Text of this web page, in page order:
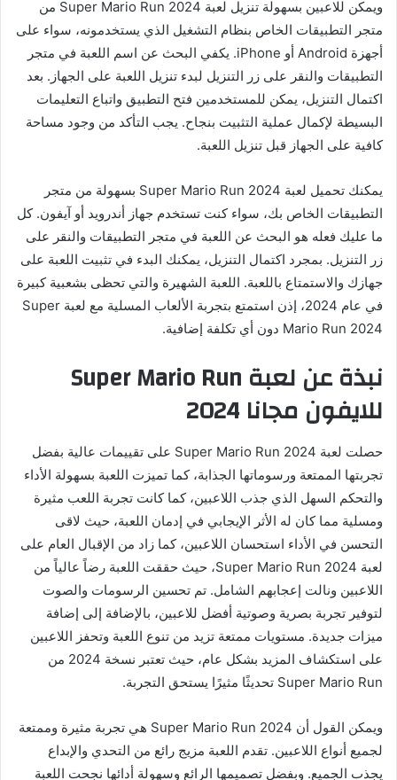
ويمكن للاعبين بسهولة تنزيل لعبة Super Mario Run 2024 من
متجر التطبيقات الخاص بنظام التشغيل الذي يستخدمونه، سواء على
أجهزة Android أو iPhone. يكفي البحث عن اسم اللعبة في متجر
التطبيقات والنقر على زر التنزيل لبدء تنزيل اللعبة على الجهاز. بعد
اكتمال التنزيل، يمكن للمستخدمين فتح التطبيق واتباع التعليمات
البسيطة لإكمال عملية التثبيت بنجاح. يجب التأكد من وجود مساحة
كافية على الجهاز قبل تنزيل اللعبة.
يمكنك تحميل لعبة Super Mario Run 2024 بسهولة من متجر
التطبيقات الخاص بك، سواء كنت تستخدم جهاز أندرويد أو آيفون. كل
ما عليك فعله هو البحث عن اللعبة في متجر التطبيقات والنقر على
زر التنزيل. بمجرد اكتمال التنزيل، يمكنك البدء في تثبيت اللعبة على
جهازك والاستمتاع باللعبة. اللعبة الشهيرة والتي تحظى بشعبية كبيرة
في عام 2024، إذن استمتع بتجربة الألعاب المسلية مع لعبة Super
Mario Run 2024 دون أي تكلفة إضافية.
نبذة عن لعبة Super Mario Run
للايفون مجانا 2024
حصلت لعبة Super Mario Run 2024 على تقييمات عالية بفضل
تجربتها الممتعة ورسوماتها الجذابة، كما تميزت اللعبة بسهولة الأداء
والتحكم السهل الذي جذب اللاعبين، كما كانت تجربة اللعب مثيرة
ومسلية مما كان له الأثر الإيجابي في إدمان اللعبة، حيث لاقى
التحسن في الأداء استحسان اللاعبين، كما زاد من الإقبال العام على
لعبة Super Mario Run 2024، حيث حققت اللعبة رضاً عالياً من
اللاعبين ونالت إعجابهم الشامل. تم تحسين الرسومات والصوت
لتوفير تجربة بصرية وصوتية أفضل للاعبين، بالإضافة إلى إضافة
ميزات جديدة. مستويات ممتعة تزيد من تنوع اللعبة وتحفز اللاعبين
على استكشاف المزيد بشكل عام، حيث تعتبر نسخة 2024 من
Super Mario Run تحديثًا مثيرًا يستحق التجربة.
ويمكن القول أن Super Mario Run 2024 هي تجربة مثيرة وممتعة
لجميع أنواع اللاعبين. تقدم اللعبة مزيج رائع من التحدي والإبداع
يجذب الجميع. وبفضل تصميمها الرائع وسهولة أدائها نجحت اللعبة